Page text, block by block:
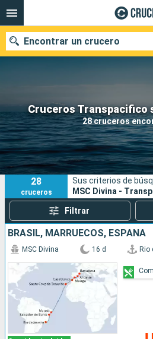
Cruceros Transpacifico
28 cruceros
Encontrar un crucero
Nuestros destinos
Fecha de salida
Puertos
28
cruceros
Sus criterios de
MSC Divina -
Filtrar
BRASIL, MARRUECOS, ESPAÑA
MSC Divina 16 d Rio